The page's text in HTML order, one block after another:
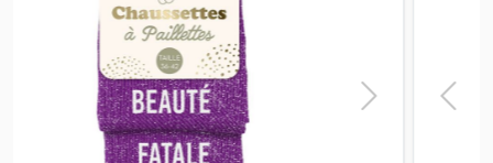
Previous Next